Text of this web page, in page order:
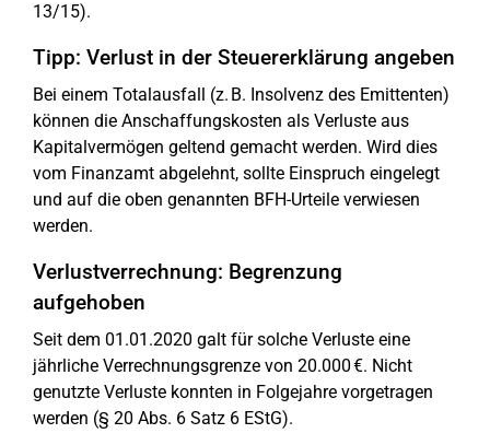
13/15).
Tipp: Verlust in der Steuererklärung angeben
Bei einem Totalausfall (z. B. Insolvenz des Emittenten)
können die Anschaffungskosten als Verluste aus
Kapitalvermögen geltend gemacht werden. Wird dies
vom Finanzamt abgelehnt, sollte Einspruch eingelegt
und auf die oben genannten BFH-Urteile verwiesen
werden.
Verlustverrechnung: Begrenzung
aufgehoben
Seit dem 01.01.2020 galt für solche Verluste eine
jährliche Verrechnungsgrenze von 20.000 €. Nicht
genutzte Verluste konnten in Folgejahre vorgetragen
werden (§ 20 Abs. 6 Satz 6 EStG).